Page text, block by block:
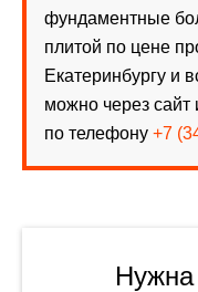
фундаментные
плитой по цене
Екатеринбургу и
можно через
по телефону +7
Нужна